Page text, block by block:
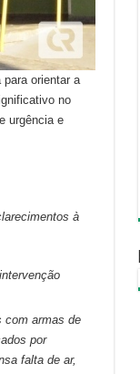
orientar a
no
urgência e
à
com armas de
por
falta de ar,